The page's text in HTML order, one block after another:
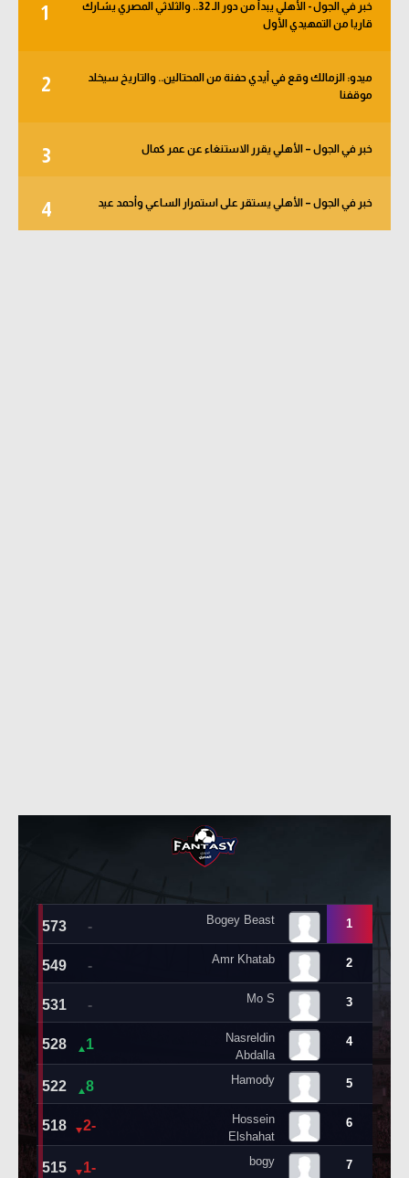
1
خبر في الجول - الأهلي يبدأ من دور الـ 32.. والثلاثي المصري يشارك
قاريا من التمهيدي الأول
2
ميدو: الزمالك وقع في أيدي حفنة من المحتالين.. والتاريخ سيخلد
موقفنا
3 خبر في الجول – الأهلي يقرر الاستنغاء عن عمر كمال
4 خبر في الجول – الأهلي يستقر على استمرار الساعي وأحمد عيد